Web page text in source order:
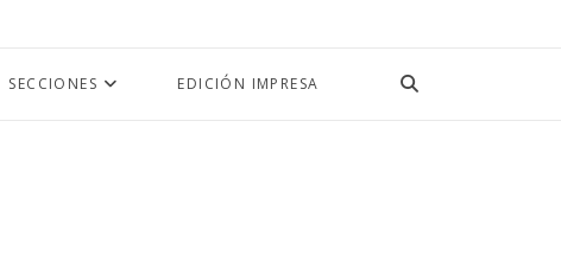
SECCIONES EDICIÓN IMPRESA